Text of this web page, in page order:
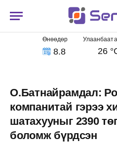
Өнөөдөр
8.8 26
О.Батнайрамдал:
компанитай гэрээ
шатахууныг 2390
боломж бүрдсэн